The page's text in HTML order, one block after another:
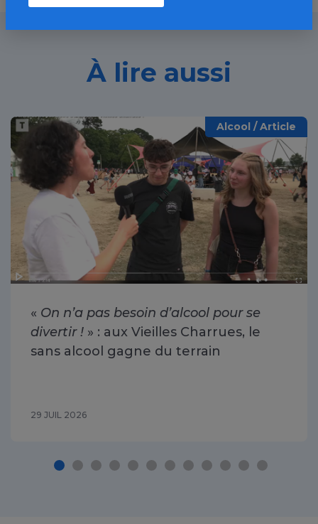
À lire aussi
Alcool / Article
« On n’a pas besoin d’alcool pour se
divertir ! » : aux Vieilles Charrues, le
sans alcool gagne du terrain
29 JUIL 2026